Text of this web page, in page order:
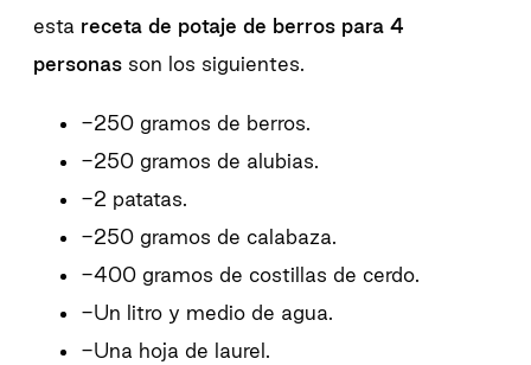
esta receta de potaje de berros para 4
personasson los siguientes.
-250 gramos de berros.
-250 gramos de alubias.
-2 patatas.
-250 gramos de calabaza.
-400 gramos de costillas de cerdo.
-Un litro y medio de agua.
-Una hoja de laurel.